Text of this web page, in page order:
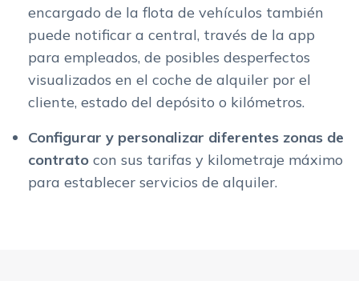
encargado de la flota de vehículos también
puede notificar a central, través de la app
para empleados, de posibles desperfectos
visualizados en el coche de alquiler por el
cliente, estado del depósito o kilómetros.
Configurar y personalizar diferentes zonas de
contrato con sus tarifas y kilometraje máximo
para establecer servicios de alquiler.